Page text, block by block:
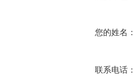
您的姓名：
联系电话：